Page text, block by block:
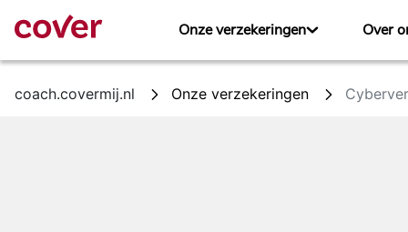
Overslaan en naar hoofdinhoud gaan
Onze verzekeringen Over
coach.covermij.nl Onze verzekeringen